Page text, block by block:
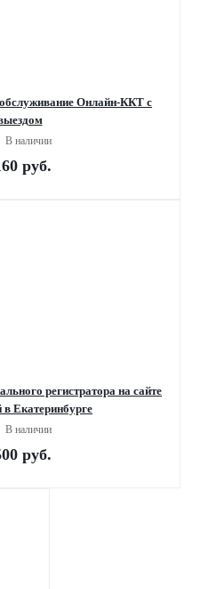
обслуживание Онлайн-ККТ с
В наличии
руб.
регистратора на сайте
в Екатеринбурге
В наличии
руб.